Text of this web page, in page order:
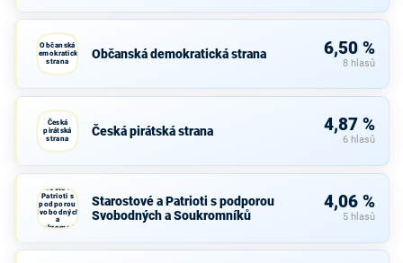
Občanská
demokratická
strana
Občanská demokratická strana 6,50 %
8 hlasů
Česká
pirátská
strana
Česká pirátská strana 4,87 %
6 hlasů
Starostové a
Patrioti s
podporou
Svobodných
a
Soukromníků
Starostové a Patrioti s podporou
Svobodných a Soukromníků
4,06 %
5 hlasů